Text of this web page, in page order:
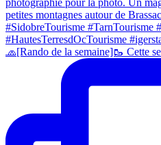
🧢[Rando de la semaine]🥾 Cette